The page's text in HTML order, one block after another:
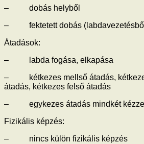
– dobás helyből
– fektetett dobás
Átadások:
– labda fogása, elkapása
– kétkezes mellső átadás,
átadás, kétkezes felső átadás
– egykezes átadás mindkét kézzel
Fizikális képzés:
– nincs külön fizikális képzés